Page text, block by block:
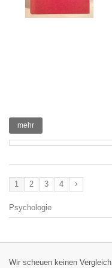
mehr
1 2 3 4
Psychologie
Wir scheuen keinen Vergleich